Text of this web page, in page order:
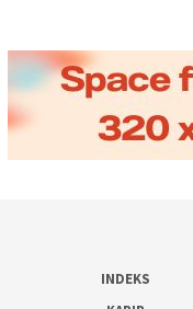
INDEKS